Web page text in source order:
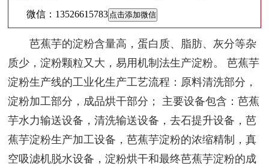
微信： 13526615783 点击添加微信
芭蕉芋的淀粉含量高，蛋白质、脂肪、灰分等杂
质少，淀粉颗粒又大，易用机制法生产淀粉。 芭蕉芋
淀粉生产线的工业化生产工艺流程：原料清洗部分，
淀粉加工部分，成品烘干部分； 主要设备包含：芭蕉
芋水力输送设备，清洗输送设备，去石提升设备，芭
蕉芋淀粉生产加工设备，芭蕉芋淀粉的浓缩精制，真
空吸滤机脱水设备，淀粉烘干和最终芭蕉芋淀粉的成